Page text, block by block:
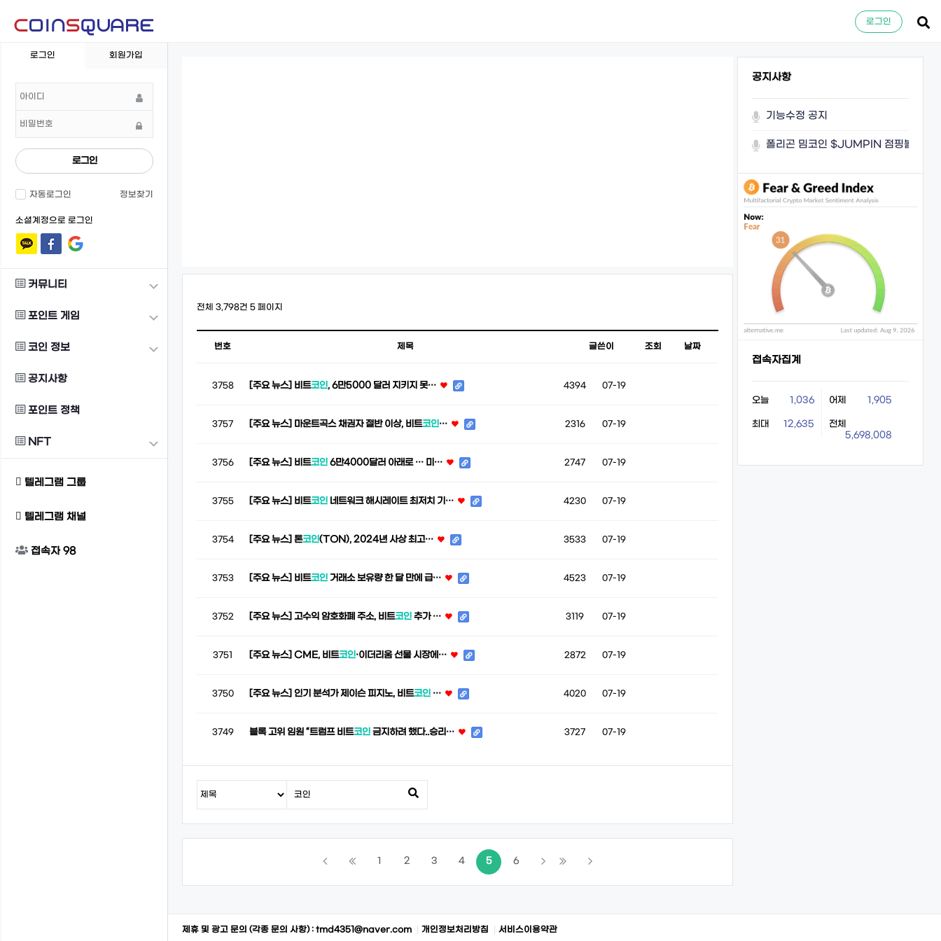
로그인
로그인 회원가입
로그인
자동로그인 정보찾기
소셜계정으로 로그인
커뮤니티
포인트 게임
코인 정보
공지사항
포인트 정책
NFT
텔레그램 그룹
텔레그램 채널
접속자98
전체 3,798건 5 페이지
번호 제목 글쓴이 조회 날짜
3758 [주요 뉴스] 비트코인, 6만5000 달러 지키지 못… 4394 07-19
3757 [주요 뉴스] 마운트곡스 채권자 절반 이상, 비트코인… 2316 07-19
3756 [주요 뉴스] 비트코인6만4000달러 아래로 … 미… 2747 07-19
3755 [주요 뉴스] 비트코인네트워크 해시레이트 최저치 기… 4230 07-19
3754 [주요 뉴스] 톤코인(TON), 2024년 사상 최고… 3533 07-19
3753 [주요 뉴스] 비트코인거래소 보유량 한 달 만에 급… 4523 07-19
3752 [주요 뉴스] 고수익 암호화폐 주소, 비트코인추가 … 3119 07-19
3751 [주요 뉴스] CME, 비트코인·이더리움 선물 시장에… 2872 07-19
3750 [주요 뉴스] 인기 분석가 제이슨 피지노, 비트코인… 4020 07-19
3749 블록 고위 임원 “트럼프 비트코인금지하려 했다..승리… 3727 07-19
1 2 3 4 5 6
공지사항
기능수정 공지
폴리곤 밈코인 $JUMPIN 점핑볼이 쏜
접속자집계
오늘 1,036 어제 1,905
최대 12,635
전체
5,698,008
제휴 및 광고 문의 (각종 문의 사항) : tmd4351@naver.com 개인정보처리방침 서비스이용약관